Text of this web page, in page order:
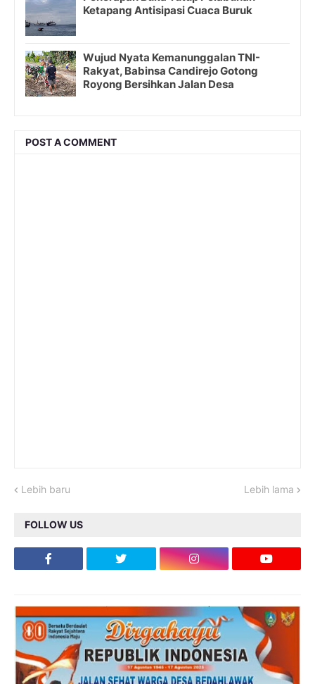
Ketapang Antisipasi Cuaca Buruk
Wujud Nyata Kemanunggalan TNI-
Rakyat, Babinsa Candirejo Gotong
Royong Bersihkan Jalan Desa
POST A COMMENT
Lebih baru Lebih lama
FOLLOW US